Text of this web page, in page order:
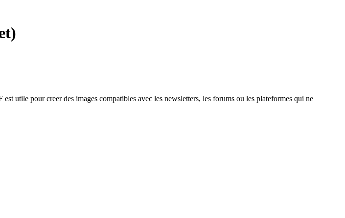
utile pour creer des images compatibles avec les newsletters, les forums ou les plateformes qui ne